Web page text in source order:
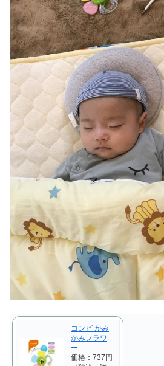
コンビ かみ
かみフラワ
ー
価格：737円